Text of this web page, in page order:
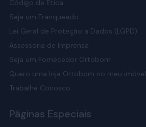
Código de Ética
Seja um Franqueado
Lei Geral de Proteção a Dados (LGPD)
Assessoria de Imprensa
Seja um Fornecedor Ortobom
Quero uma loja Ortobom no meu imóvel
Trabalhe Conosco
Páginas Especiais